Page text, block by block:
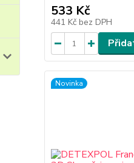
533 Kč
441 Kč bez DPH
Novinka